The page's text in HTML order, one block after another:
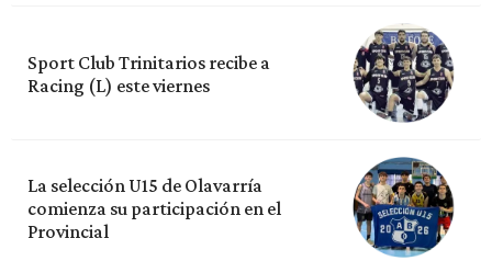
Sport Club Trinitarios recibe a
Racing (L) este viernes
La selección U15 de Olavarría
comienza su participación en el
Provincial